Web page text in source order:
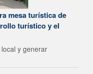
mesa turística de
turístico y el
y generar